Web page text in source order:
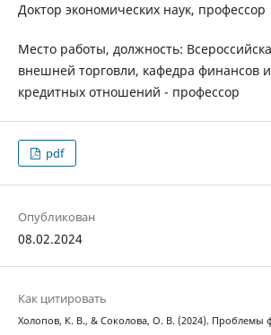
Доктор экономических наук, профессор
Место работы, должность:
внешней торговли, кафедра финансов
кредитных отношений - профессор
pdf
Опубликован
08.02.2024
Как цитировать
Холопов, К. В., & Соколова, О. В. (2024). Проблемы